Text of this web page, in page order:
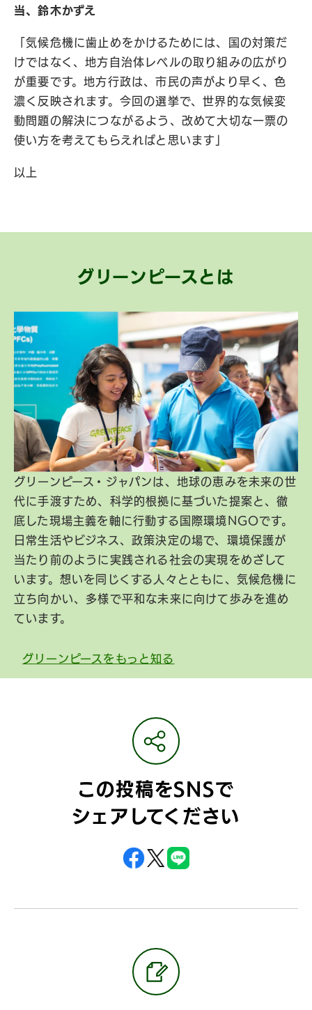
当、鈴木かずえ
「気候危機に歯止めをかけるためには、国の対策だ
けではなく、地方自治体レベルの取り組みの広がり
が重要です。地方行政は、市民の声がより早く、色
濃く反映されます。今回の選挙で、世界的な気候変
動問題の解決につながるよう、改めて大切な一票の
使い方を考えてもらえればと思います」
以上
グリーンピースとは
グリーンピース・ジャパンは、地球の恵みを未来の世
代に手渡すため、科学的根拠に基づいた提案と、徹
底した現場主義を軸に行動する国際環境NGOです。
日常生活やビジネス、政策決定の場で、環境保護が
当たり前のように実践される社会の実現をめざして
います。想いを同じくする人々とともに、気候危機に
立ち向かい、多様で平和な未来に向けて歩みを進め
ています。
グリーンピースをもっと知る
この投稿をSNSで
シェアしてください